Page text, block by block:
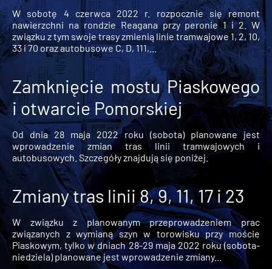
W sobotę 4 czerwca 2022 r. rozpocznie się remont
nawierzchni na rondzie Reagana przy peronie 1 i 2. W
związku z tym swoje trasy zmienią linie tramwajowe 1, 2, 10,
33 i 70 oraz autobusowe C, D, 111,...
Zamknięcie mostu Piaskowego
i otwarcie Pomorskiej
Od dnia 28 maja 2022 roku (sobota) planowane jest
wprowadzenie zmian tras linii tramwajowych i
autobusowych. Szczegóły znajdują się poniżej.
Zmiany tras linii 8, 9, 11, 17 i 23
W związku z planowanym przeprowadzeniem prac
związanych z wymianą szyn w torowisku przy moście
Piaskowym, tylko w dniach 28-29 maja 2022 roku (sobota-
niedziela) planowane jest wprowadzenie zmiany...